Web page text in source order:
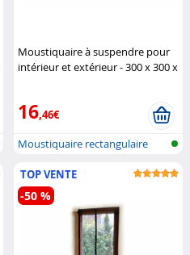
Moustiquaire à suspendre pour
intérieur et extérieur - 300 x 300 x
16,46€
Moustiquaire rectangulaire
TOP VENTE
-50 %